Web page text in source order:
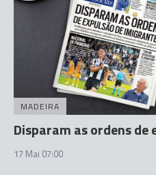
MADEIRA
Disparam as ordens
17 Mai 07:00